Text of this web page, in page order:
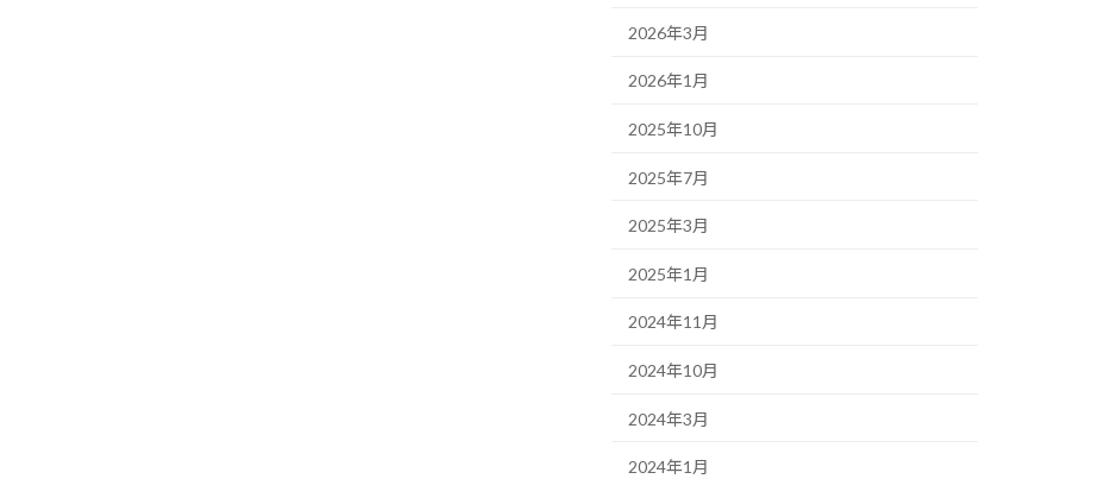
2026年3月
2026年1月
2025年10月
2025年7月
2025年3月
2025年1月
2024年11月
2024年10月
2024年3月
2024年1月